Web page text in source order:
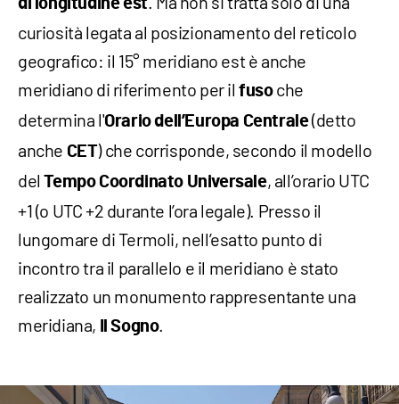
curiosità legata al posizionamento del reticolo
geografico: il 15° meridiano est è anche
meridiano di riferimento per ilfusoche
determina l'Orario dell’Europa Centrale(detto
anche CET) che corrisponde, secondo il modello
delTempo Coordinato Universale, all’orario UTC
+1 (o UTC +2 durante l’ora legale). Presso il
lungomare di Termoli, nell’esatto punto di
incontro tra il parallelo e il meridiano è stato
realizzato un monumento rappresentante una
meridiana,
Il Sogno.